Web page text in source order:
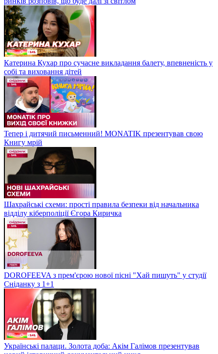
Катерина Кухар про сучасне викладання балету, впевненість у
собі та виховання дітей
Тепер і дитячий письменний! MONATIK презентував свою
Книгу мрій
Шахрайські схеми: прості правила безпеки від начальника
відділу кіберполіції Єгора Киричка
DOROFEEVA з прем'єрою нової пісні "Хай пишуть" у студії
Сніданку з 1+1
Українські палаци. Золота доба: Акім Галімов презентував